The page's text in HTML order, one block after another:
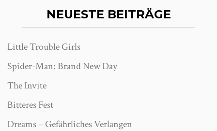
NEUESTE BEITRÄGE
Little Trouble Girls
Spider-Man: Brand New Day
The Invite
Bitteres Fest
Dreams – Gefährliches Verlangen